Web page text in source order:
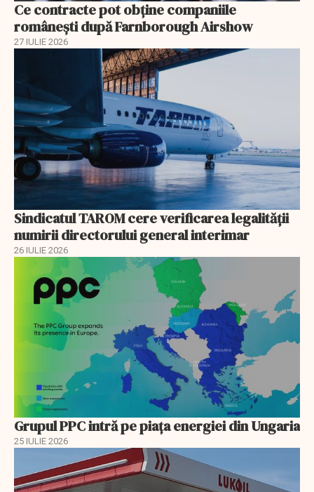
Ce contracte pot obține companiile
românești după Farnborough Airshow
27 IULIE 2026
Sindicatul TAROM cere verificarea legalității
numirii directorului general interimar
26 IULIE 2026
Grupul PPC intră pe piața energiei din Ungaria
25 IULIE 2026